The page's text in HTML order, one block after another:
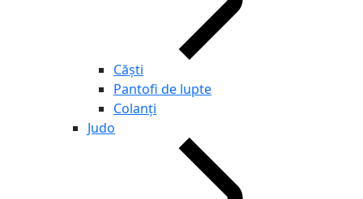
Căști
Pantofi de lupte
Colanți
Judo